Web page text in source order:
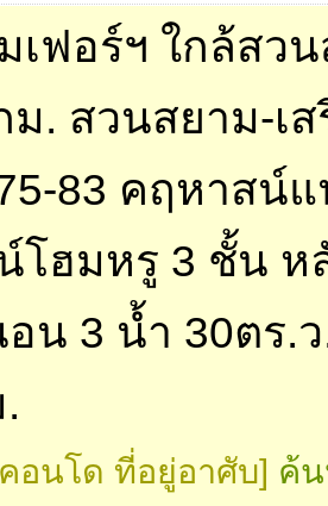
เฟอร์ฯ ใกล้สว
ม. สวนสยาม-เส
83 คฤหาสน์
โฮมหรู 3 ชั้น ห
น 3 น้ำ 30ตร.
อนโด ที่อยู่อาศับ] ค้